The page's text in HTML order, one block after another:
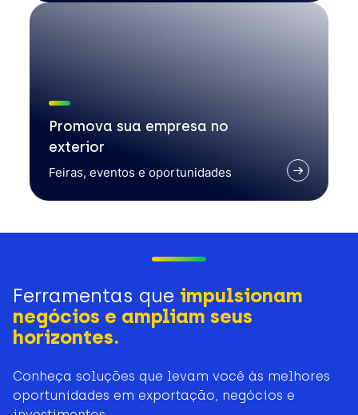
Promova sua empresa no
exterior
Feiras, eventos e oportunidades
Ferramentas que impulsionam
negócios e ampliam seus
horizontes.
Conheça soluções que levam você às melhores
oportunidades em exportação, negócios e